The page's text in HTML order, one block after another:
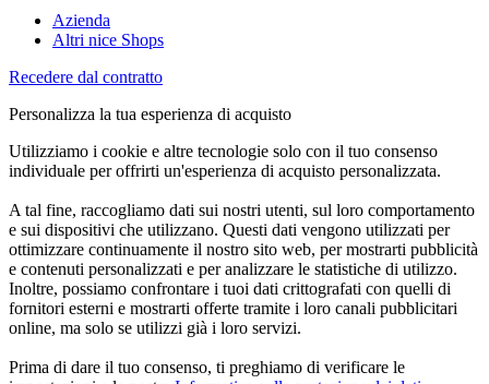
Azienda
Altri nice Shops
Recedere dal contratto
Personalizza la tua esperienza di acquisto
Utilizziamo i cookie e altre tecnologie solo con il tuo consenso
individuale per offrirti un'esperienza di acquisto personalizzata.
A tal fine, raccogliamo dati sui nostri utenti, sul loro comportamento
e sui dispositivi che utilizzano. Questi dati vengono utilizzati per
ottimizzare continuamente il nostro sito web, per mostrarti pubblicità
e contenuti personalizzati e per analizzare le statistiche di utilizzo.
Inoltre, possiamo confrontare i tuoi dati crittografati con quelli di
fornitori esterni e mostrarti offerte tramite i loro canali pubblicitari
online, ma solo se utilizzi già i loro servizi.
Prima di dare il tuo consenso, ti preghiamo di verificare le